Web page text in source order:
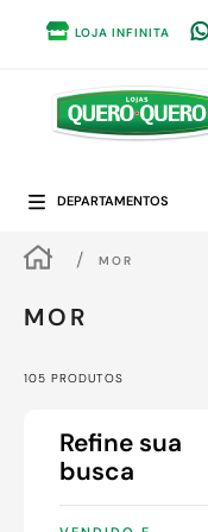
LOJA INFINITA
DEPARTAMENTOS
MOR
MOR
105 PRODUTOS